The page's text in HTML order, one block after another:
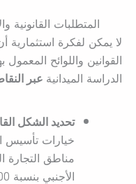
المتطلبات القانونية
لا يمكن لفكرة استثمارية
القوانين واللوائح
الدراسة الميدانية عبر
تحديد الشكل
خيارات تأسيس
مناطق التجارة